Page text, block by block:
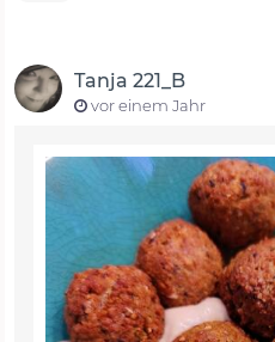
Tanja 221_B
vor einem Jahr